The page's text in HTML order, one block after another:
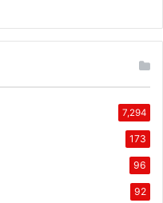
7,294
173
96
92